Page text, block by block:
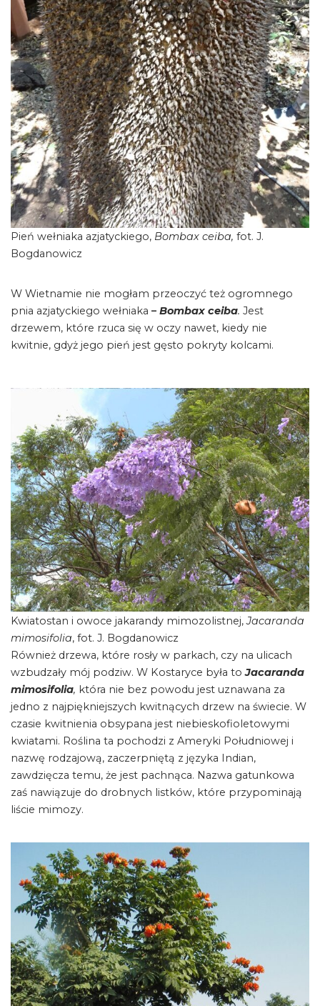
Pień wełniaka azjatyckiego, Bombax ceiba, fot. J.
Bogdanowicz
W Wietnamie nie mogłam przeoczyć też ogromnego
pnia azjatyckiego wełniaka – Bombax ceiba. Jest
drzewem, które rzuca się w oczy nawet, kiedy nie
kwitnie, gdyż jego pień jest gęsto pokryty kolcami.
Kwiatostan i owoce jakarandy mimozolistnej,Jacaranda
mimosifolia, fot. J. Bogdanowicz
Również drzewa, które rosły w parkach, czy na ulicach
wzbudzały mój podziw. W Kostaryce była toJacaranda
mimosifolia, która nie bez powodu jest uznawana za
jedno z najpiękniejszych kwitnących drzew na świecie. W
czasie kwitnienia obsypana jest niebieskofioletowymi
kwiatami. Roślina ta pochodzi z Ameryki Południowej i
nazwę rodzajową, zaczerpniętą z języka Indian,
zawdzięcza temu, że jest pachnąca. Nazwa gatunkowa
zaś nawiązuje do drobnych listków, które przypominają
liście mimozy.